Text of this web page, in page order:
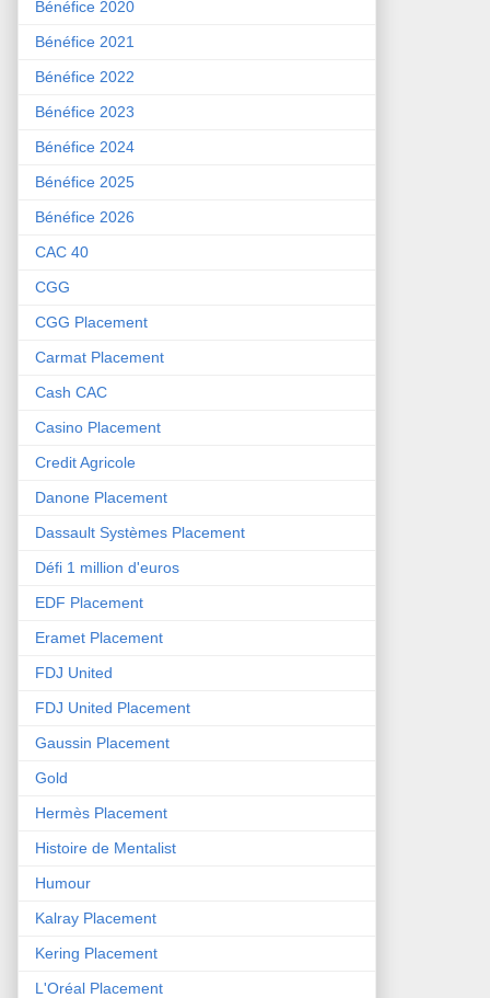
Bénéfice 2020
Bénéfice 2021
Bénéfice 2022
Bénéfice 2023
Bénéfice 2024
Bénéfice 2025
Bénéfice 2026
CAC 40
CGG
CGG Placement
Carmat Placement
Cash CAC
Casino Placement
Credit Agricole
Danone Placement
Dassault Systèmes Placement
Défi 1 million d'euros
EDF Placement
Eramet Placement
FDJ United
FDJ United Placement
Gaussin Placement
Gold
Hermès Placement
Histoire de Mentalist
Humour
Kalray Placement
Kering Placement
L'Oréal Placement